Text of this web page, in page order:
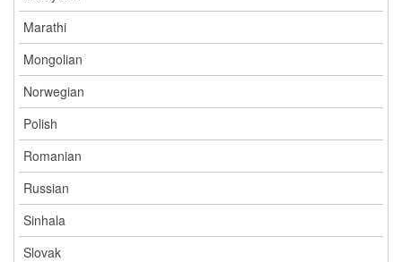
Marathi
Mongolian
Norwegian
Polish
Romanian
Russian
Sinhala
Slovak